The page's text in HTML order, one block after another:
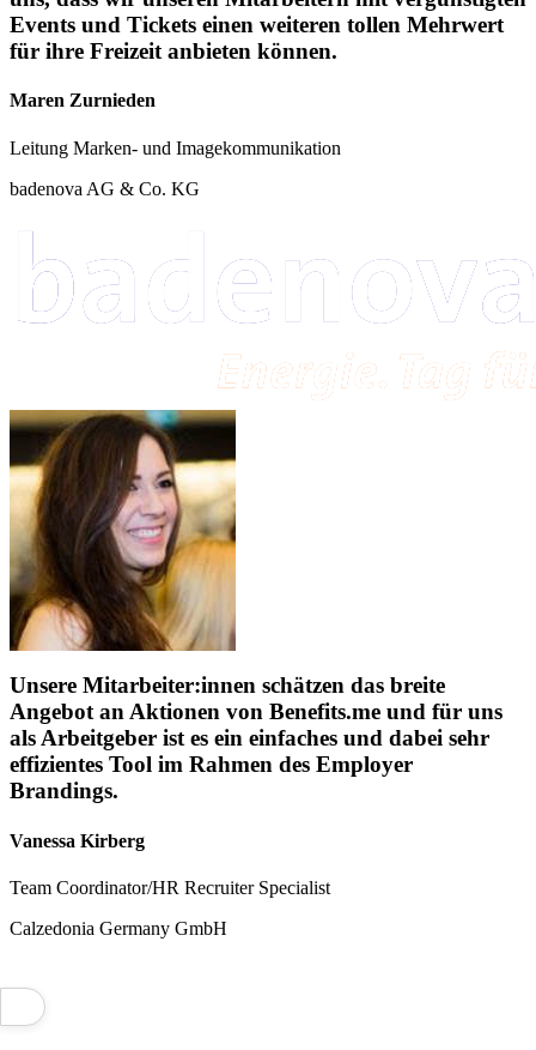
Events und Tickets einen weiteren tollen Mehrwert
für ihre Freizeit anbieten können.
Maren Zurnieden
Leitung Marken- und Imagekommunikation
badenova AG & Co. KG
Unsere Mitarbeiter:innen schätzen das breite
Angebot an Aktionen von Benefits.me und für uns
als Arbeitgeber ist es ein einfaches und dabei sehr
effizientes Tool im Rahmen des Employer
Brandings.
Vanessa Kirberg
Team Coordinator/HR Recruiter Specialist
Calzedonia Germany GmbH